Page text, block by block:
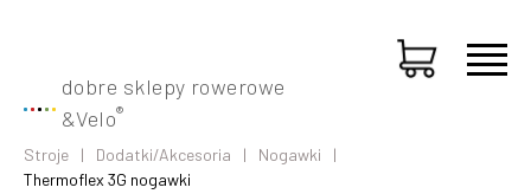
dobre sklepy rowerowe
&Velo®
Stroje Dodatki/Akcesoria
Nogawki
Thermoflex 3G nogawki